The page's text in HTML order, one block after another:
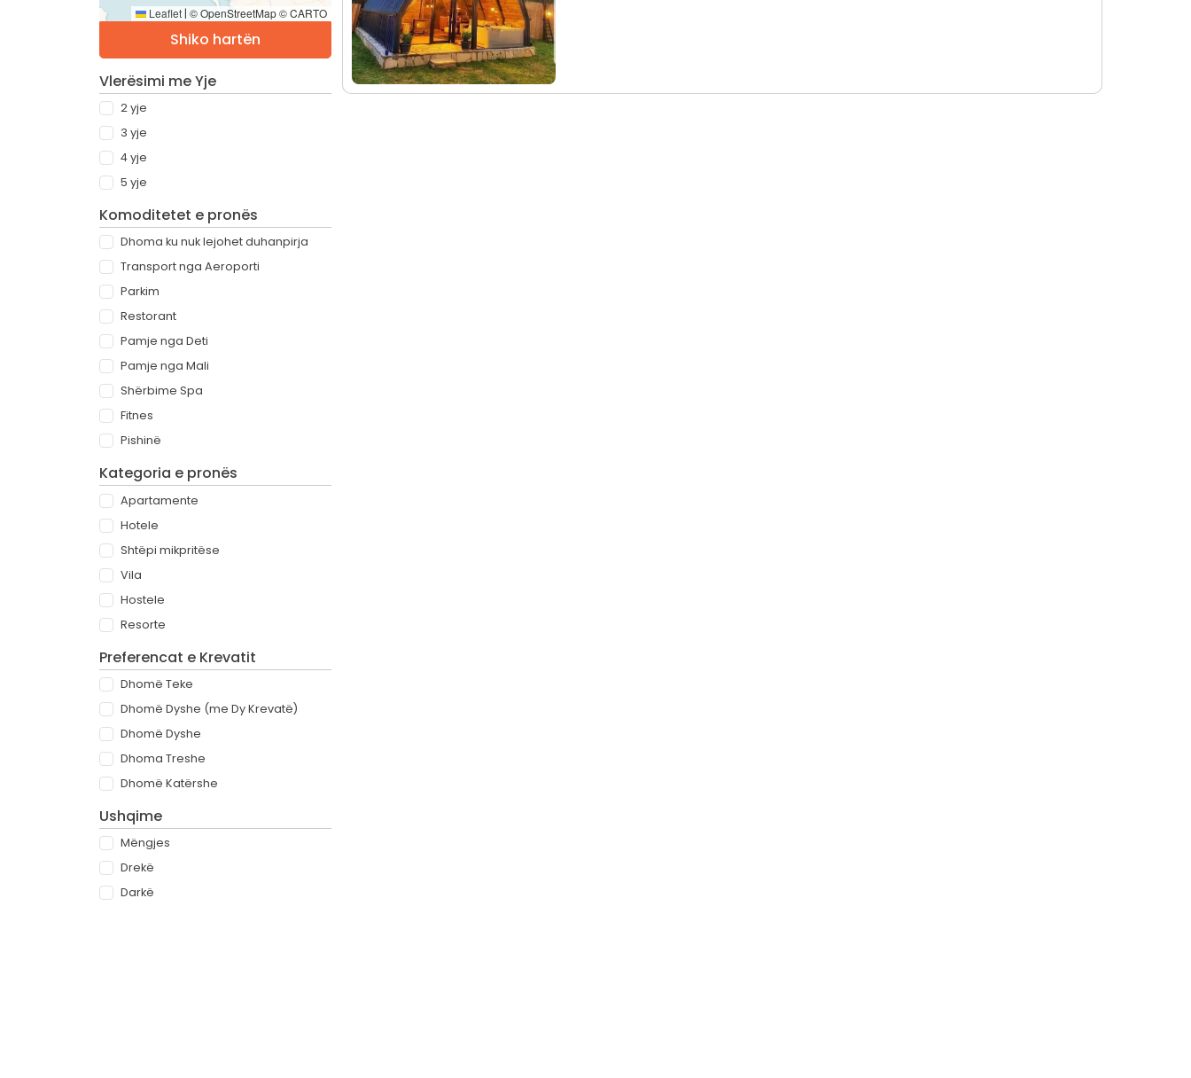
Leaflet | © OpenStreetMap © CARTO
Shiko hartën
Vlerësimi me Yje
2 yje
3 yje
4 yje
5 yje
Komoditetet e pronës
Dhoma ku nuk lejohet duhanpirja
Transport nga Aeroporti
Parkim
Restorant
Pamje nga Deti
Pamje nga Mali
Shërbime Spa
Fitnes
Pishinë
Kategoria e pronës
Apartamente
Hotele
Shtëpi mikpritëse
Vila
Hostele
Resorte
Preferencat e Krevatit
Dhomë Teke
Dhomë Dyshe (me Dy Krevatë)
Dhomë Dyshe
Dhoma Treshe
Dhomë Katërshe
Ushqime
Mëngjes
Drekë
Darkë